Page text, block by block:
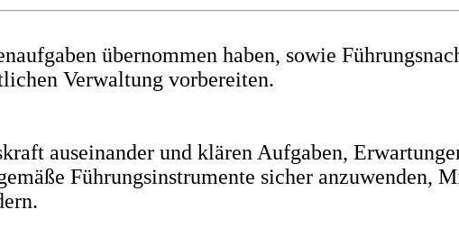
übernommen haben, sowie
Verwaltung vorbereiten.
auseinander und klären Aufgaben,
Führungsinstrumente sicher anzuwenden,